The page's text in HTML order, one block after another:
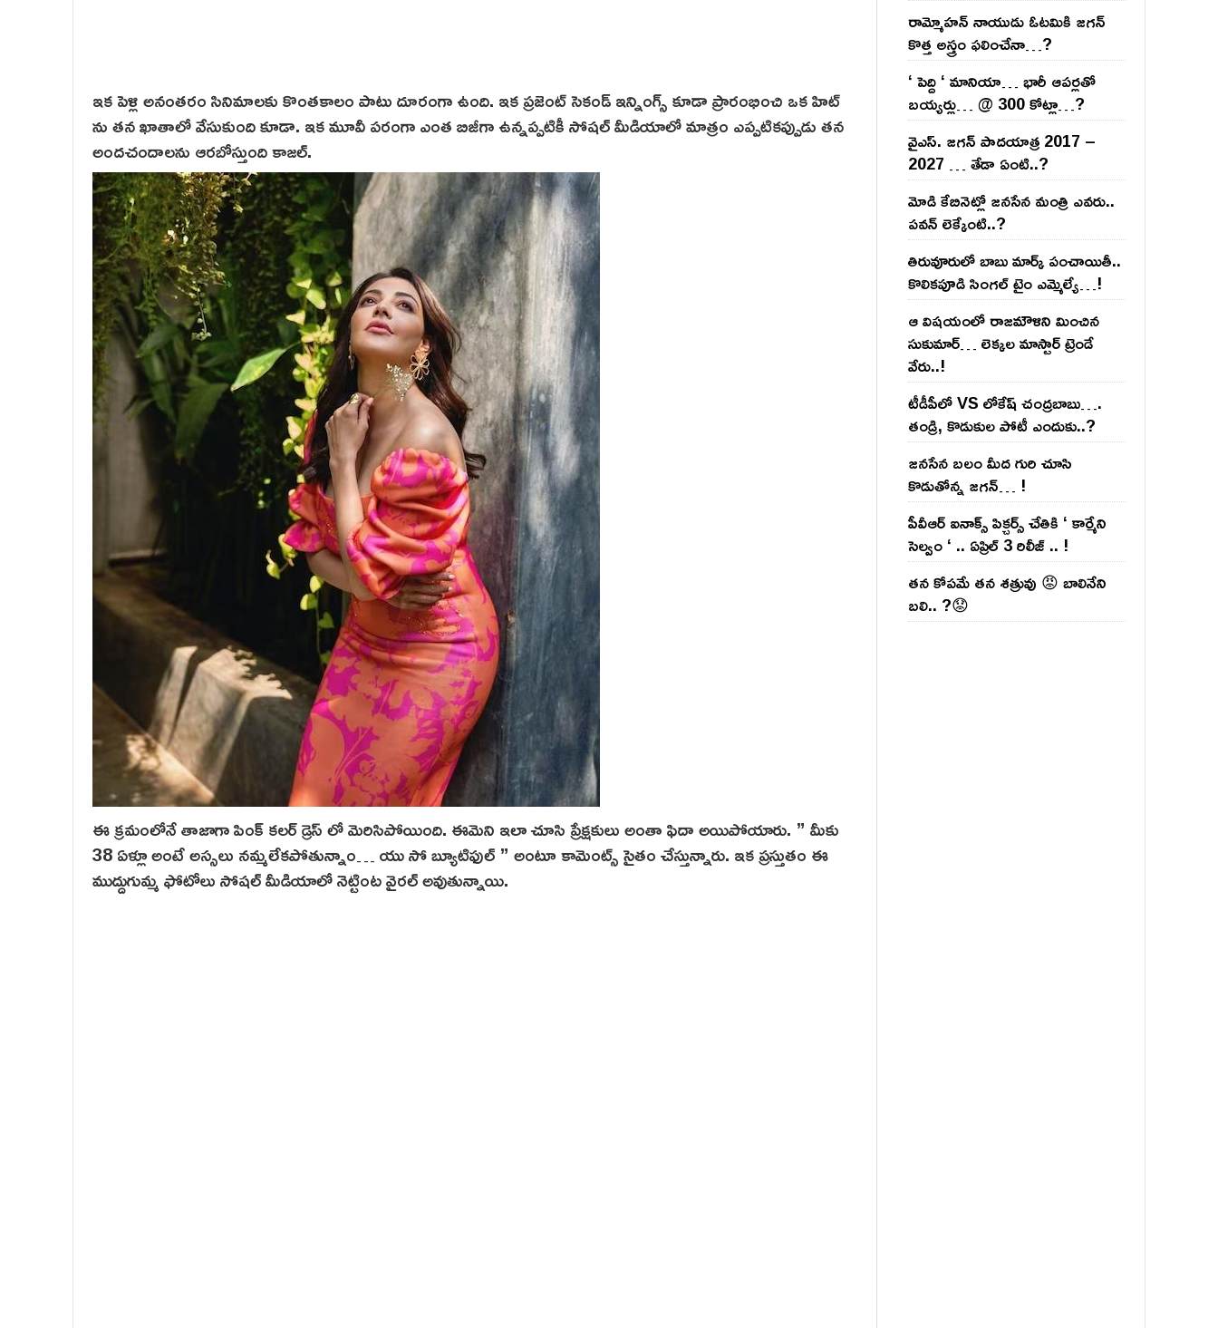
ఇక పెళ్లి అనంతరం సినిమాలకు కొంతకాలం పాటు దూరంగా ఉంది. ఇక ప్రజెంట్ సెకండ్ ఇన్నింగ్స్ కూడా ప్రారంభించి ఒక హిట్
ను తన ఖాతాలో వేసుకుంది కూడా. ఇక మూవీ పరంగా ఎంత బిజీగా ఉన్నప్పటికీ సోషల్ మీడియాలో మాత్రం ఎప్పటికప్పుడు తన
అందచందాలను ఆరబోస్తుంది కాజల్.
ఈ క్రమంలోనే తాజాగా పింక్ కలర్ డ్రెస్ లో మెరిసిపోయింది. ఈమెని ఇలా చూసి ప్రేక్షకులు అంతా ఫిదా అయిపోయారు. ” మీకు
38 ఏళ్లూ అంటే అస్సలు నమ్మలేకపోతున్నాం… యు సో బ్యూటిఫుల్ ” అంటూ కామెంట్స్ సైతం చేస్తున్నారు. ఇక ప్రస్తుతం ఈ
ముద్దుగుమ్మ ఫోటోలు సోషల్ మీడియాలో నెట్టింట వైరల్ అవుతున్నాయి.
రామ్మోహ‌న్ నాయుడు ఓట‌మికి జ‌గ‌న్
కొత్త అస్త్రం ఫ‌లించేనా…?
‘ పెద్ది ‘ మానియా… భారీ ఆప‌ర్ల‌తో
బ‌య్య‌ర్లు… @ 300 కోట్లా…?
వైఎస్‌. జ‌గ‌న్ పాద‌యాత్ర 2017 –
2027 … తేడా ఏంటి..?
మోడి కేబినెట్లో జ‌నసేన మంత్రి ఎవ‌రు..
ప‌వ‌న్ లెక్కేంటి..?
తిరువూరులో బాబు మార్క్ పంచాయితీ..
కొలిక‌పూడి సింగ‌ల్ టైం ఎమ్మెల్యే…!
ఆ విష‌యంలో రాజ‌మౌళిని మించిన
సుకుమార్‌… లెక్క‌ల మాస్టార్ ట్రెండే
వేరు..!
టీడీపీలో VS లోకేష్ చంద్ర‌బాబు….
తండ్రి, కొడుకుల పోటీ ఎందుకు..?
జ‌న‌సేన బ‌లం మీద గురి చూసి
కొడుతోన్న జ‌గ‌న్‌… !
పీవీఆర్ ఐనాక్స్ పిక్చర్స్ చేతికి ‘ కార్మేని
సెల్వం ‘ .. ఏప్రిల్ 3 రిలీజ్ .. !
తన కోపమే తన శత్రువు 😡 బాలినేని
బలి.. ?😟